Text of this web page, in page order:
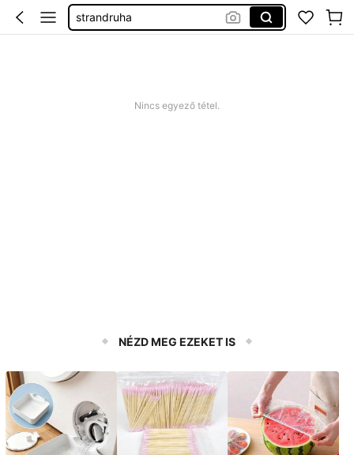
strandruha
Nincs egyező tétel.
NÉZD MEG EZEKET IS